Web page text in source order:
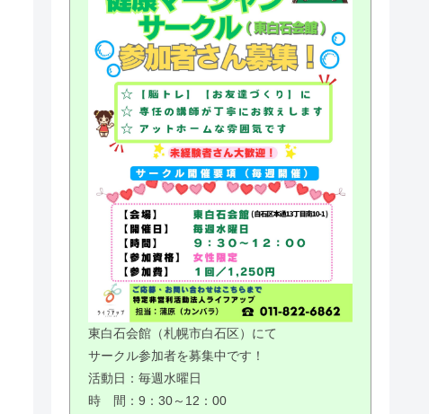
東白石会館（札幌市白石区）にて
サークル参加者を募集中です！
活動日：毎週水曜日
時 間：9：30～12：00